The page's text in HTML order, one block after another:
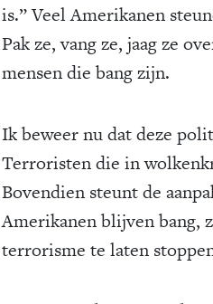
is.” Veel Amerikanen
Pak ze, vang ze, jaag ze
mensen die bang zijn.
Ik beweer nu dat deze
Terroristen die in
Bovendien steunt de
Amerikanen blijven bang,
terrorisme te laten